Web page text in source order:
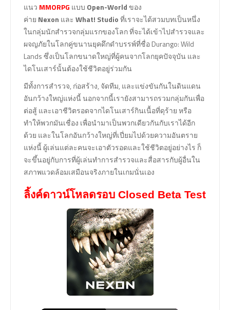
แนว MMORPG แบบ Open-Worldของ
ค่าย Nexon และ What! Studioที่เราจะได้สวมบทเป็นหนึ่ง
ในกลุ่มนักสำรวจกลุ่มแรกของโลก ที่จะได้เข้าไปสำรวจและ
ผจญภัยในโลกคู่ขนานยุคดึกดำบรรพ์ที่ชื่อ Durango: Wild
Lands ซึ่งเป็นโลกขนาดใหญ่ที่ผู้คนจากโลกยุคปัจจุบัน และ
ไดโนเสาร์นั้นต้องใช้ชีวิตอยู่ร่วมกัน
มีทั้งการสำรวจ, ก่อสร้าง, จัดทีม, และแข่งขันกันในดินแดน
อันกว้างใหญ่แห่งนี้ นอกจากนี้เรายังสามารถรวมกลุ่มกันเพื่อ
ต่อสู้ และเอาชีวิตรอดจากไดโนเสาร์กินเนื้อที่ดุร้าย หรือ
ทำให้พวกมันเชื่อง เพื่อนำมาเป็นพวกเดียวกันกับเราได้อีก
ด้วย และในโลกอันกว้างใหญ่ที่เปี่ยมไปด้วยความอันตราย
แห่งนี้ ผู้เล่นแต่ละคนจะเอาตัวรอดและใช้ชีวิตอยู่อย่างไร ก็
จะขึ้นอยู่กับการที่ผู้เล่นทำการสำรวจและสื่อสารกับผู้อื่นใน
สภาพแวดล้อมเสมือนจริงภายในเกมนั่นเอง
ลิ้งค์ดาวน์โหลดรอบ Closed Beta Test